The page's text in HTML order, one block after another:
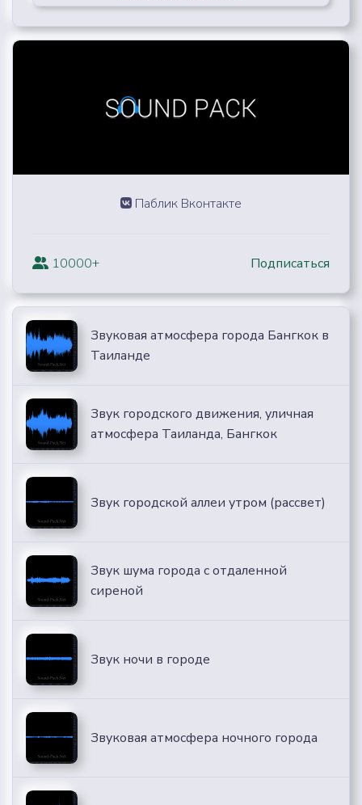
Паблик Вконтакте
10000+ Подписаться
Звуковая атмосфера города Бангкок в
Таиланде
Звук городского движения, уличная
атмосфера Таиланда, Бангкок
Звук городской аллеи утром (рассвет)
Звук шума города с отдаленной
сиреной
Звук ночи в городе
Звуковая атмосфера ночного города